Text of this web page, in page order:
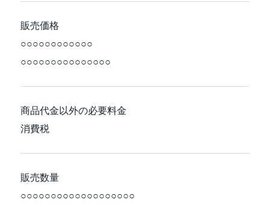
販売価格
○○○○○○○○○○○○
○○○○○○○○○○○○○○○
商品代金以外の必要料金
消費税
販売数量
○○○○○○○○○○○○○○○○○○○